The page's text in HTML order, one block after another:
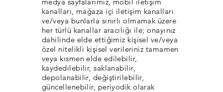
kanalları, mağaza içi iletişim kanalları
ve/veya bunlarla sınırlı olmamak üzere
her türlü kanallar aracılığı ile; onayınız
dahilinde elde ettiğimiz kişisel ve/veya
özel nitelikli kişisel verileriniz tamamen
veya kısmen elde edilebilir,
kaydedilebilir, saklanabilir,
depolanabilir, değiştirilebilir,
güncellenebilir, periyodik olarak